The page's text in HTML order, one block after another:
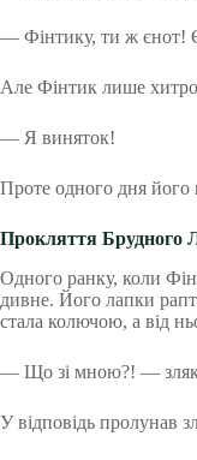
— Фінтику, ти ж єнот!
Але Фінтик лише хитро
— Я виняток!
Проте одного дня його
Прокляття Брудного
Одного ранку, коли
дивне. Його лапки
стала колючою, а від
— Що зі мною?! —
У відповідь пролунав